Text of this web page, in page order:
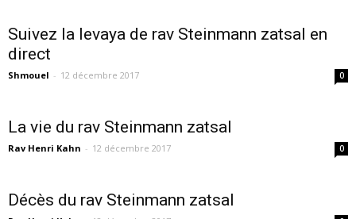
Suivez la levaya de rav Steinmann zatsal en
direct
Shmouel - 12 décembre 2017 0
La vie du rav Steinmann zatsal
Rav Henri Kahn - 12 décembre 2017 0
Décès du rav Steinmann zatsal